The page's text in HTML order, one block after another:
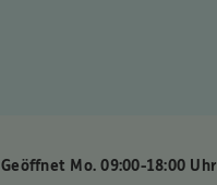
Geöffnet Mo. 09:00-18:00 Uhr